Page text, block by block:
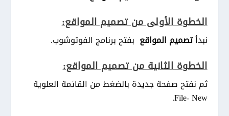
الخطوة الأولى من تصميم المواقع:
نبدأتصميم المواقع بفتح برنامج الفوتوشوب.
الخطوة الثانية من تصميم المواقع:
ثم نفتح صفحة جديدة بالضغط من القائمة العلوية
File- New.